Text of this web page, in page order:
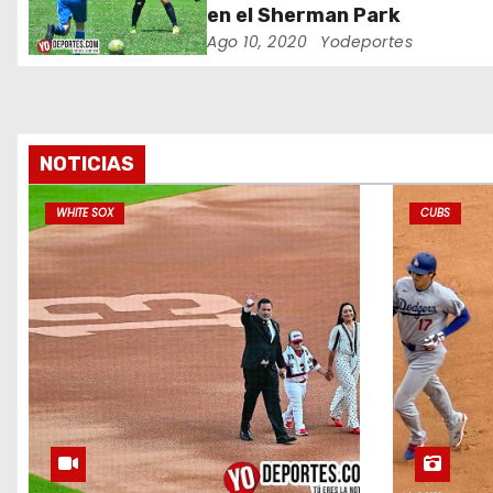
e
r
a
d
a
s
en el Sherman Park
Ago 10, 2020 Yodeportes
NOTICIAS
WHITE SOX CUBS